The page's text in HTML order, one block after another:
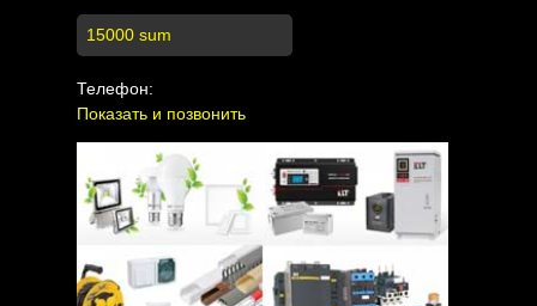
15000 sum
Телефон:
Показать и позвонить